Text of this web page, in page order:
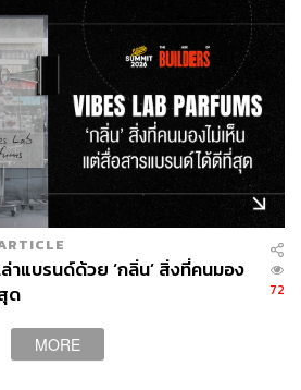
เปลี่ยนพลัง Fandom เป็น
าแบรนด์ด้วย ‘กลิ่น’ สิ่งที่คนมอง
ด
72
MORE